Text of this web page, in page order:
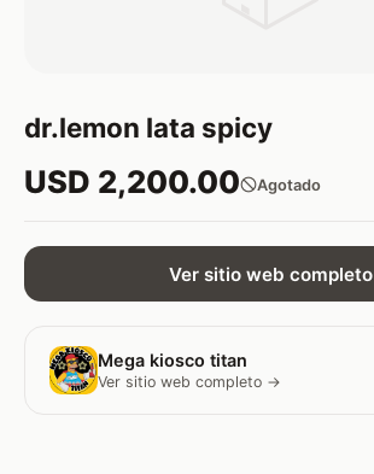
dr.lemon lata spicy
USD 2,200.00 Agotado
Ver sitio web completo
Mega kiosco titan
Ver sitio web completo →